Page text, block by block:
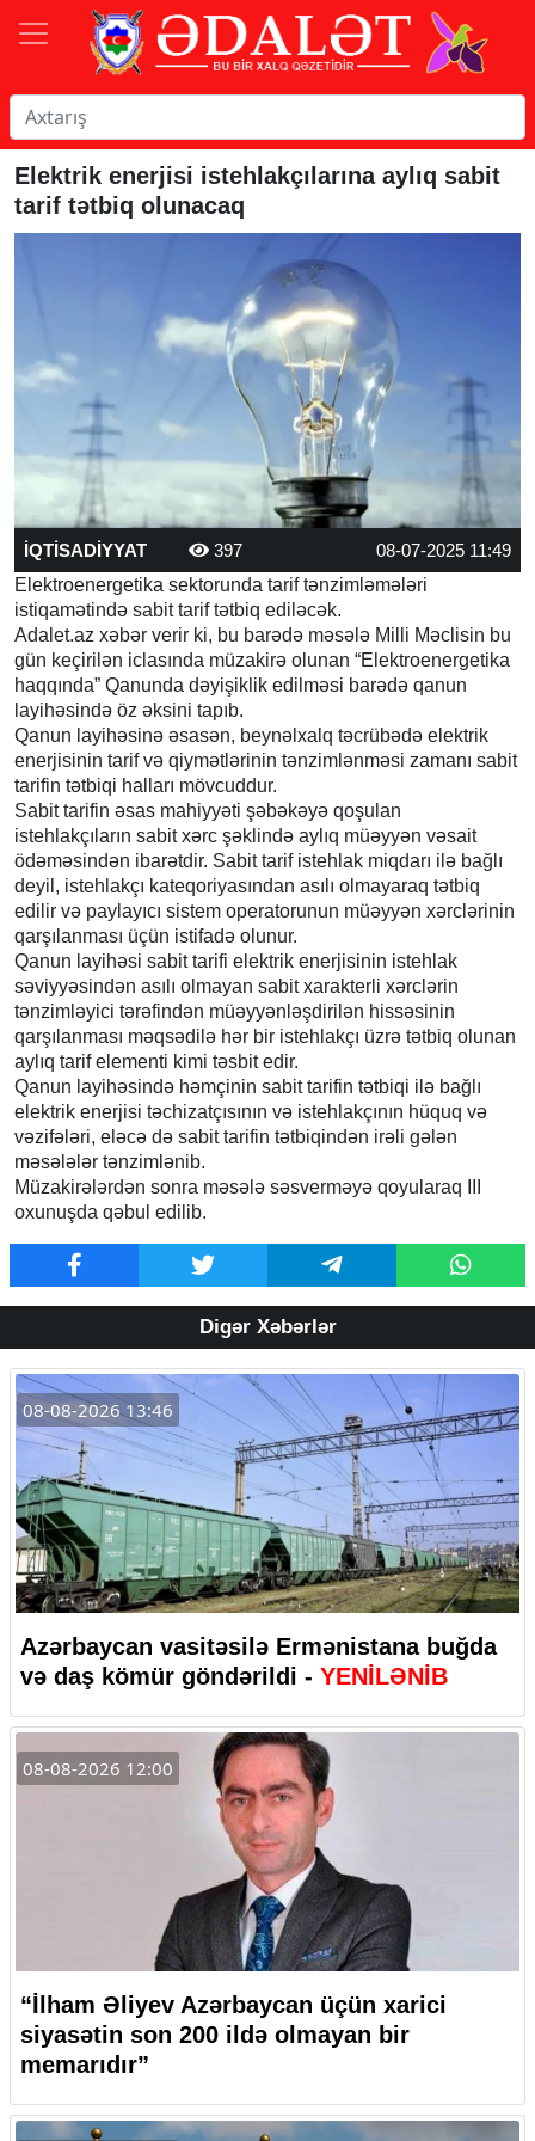
Elektrik enerjisi istehlakçılarına aylıq sabit
tarif tətbiq olunacaq
İQTİSADİYYAT 397
08-07-2025 11:49
Elektroenergetika sektorunda tarif tənzimləmələri
istiqamətində sabit tarif tətbiq ediləcək.
Adalet.az xəbər verir ki, bu barədə məsələ Milli Məclisin bu
gün keçirilən iclasında müzakirə olunan “Elektroenergetika
haqqında” Qanunda dəyişiklik edilməsi barədə qanun
layihəsində öz əksini tapıb.
Qanun layihəsinə əsasən, beynəlxalq təcrübədə elektrik
enerjisinin tarif və qiymətlərinin tənzimlənməsi zamanı sabit
tarifin tətbiqi halları mövcuddur.
Sabit tarifin əsas mahiyyəti şəbəkəyə qoşulan
istehlakçıların sabit xərc şəklində aylıq müəyyən vəsait
ödəməsindən ibarətdir. Sabit tarif istehlak miqdarı ilə bağlı
deyil, istehlakçı kateqoriyasından asılı olmayaraq tətbiq
edilir və paylayıcı sistem operatorunun müəyyən xərclərinin
qarşılanması üçün istifadə olunur.
Qanun layihəsi sabit tarifi elektrik enerjisinin istehlak
səviyyəsindən asılı olmayan sabit xarakterli xərclərin
tənzimləyici tərəfindən müəyyənləşdirilən hissəsinin
qarşılanması məqsədilə hər bir istehlakçı üzrə tətbiq olunan
aylıq tarif elementi kimi təsbit edir.
Qanun layihəsində həmçinin sabit tarifin tətbiqi ilə bağlı
elektrik enerjisi təchizatçısının və istehlakçının hüquq və
vəzifələri, eləcə də sabit tarifin tətbiqindən irəli gələn
məsələlər tənzimlənib.
Müzakirələrdən sonra məsələ səsverməyə qoyularaq III
oxunuşda qəbul edilib.
Digər Xəbərlər
08-08-2026 13:46
Azərbaycan vasitəsilə Ermənistana buğda
və daş kömür göndərildi - YENİLƏNİB
08-08-2026 12:00
“İlham Əliyev Azərbaycan üçün xarici
siyasətin son 200 ildə olmayan bir
memarıdır”